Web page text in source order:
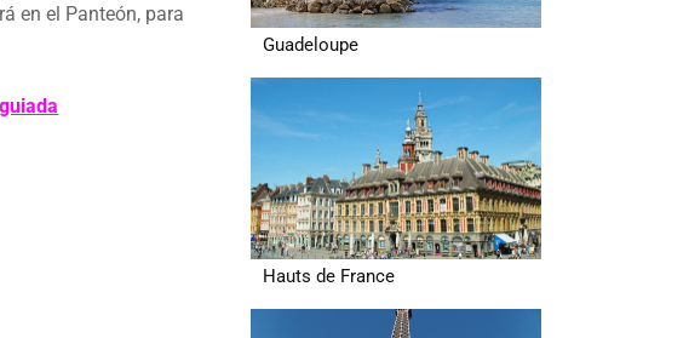
en el Panteón, para
Guadeloupe
Hauts de France